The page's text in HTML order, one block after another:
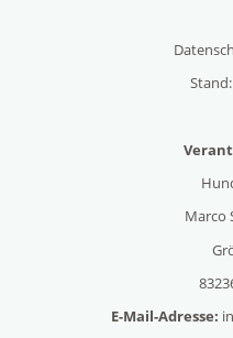
Marco
E-Mail-Adresse: